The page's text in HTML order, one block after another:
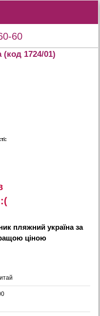
60
(код 1724/01)
пляжний україназа
ціною